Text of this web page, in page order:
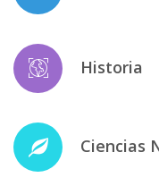
Historia
Ciencias